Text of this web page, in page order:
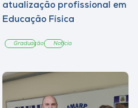
atualização profissional em
Educação Física
Graduação Notícia